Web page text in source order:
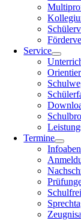
Service
Termine